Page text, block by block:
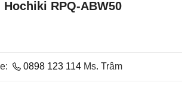
RPQ-ABW50
0898 123 114Ms. Trâm